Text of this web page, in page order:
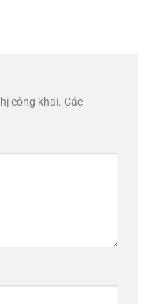
công khai. Các